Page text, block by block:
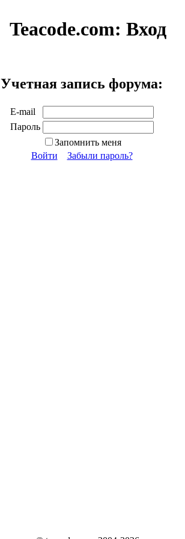
Teacode.com: Вход
Учетная запись форума:
E-mail
Пароль
Запомнить меня
Войти
Забыли пароль?